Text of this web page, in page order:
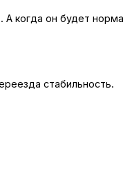
когда он будет
стабильность.